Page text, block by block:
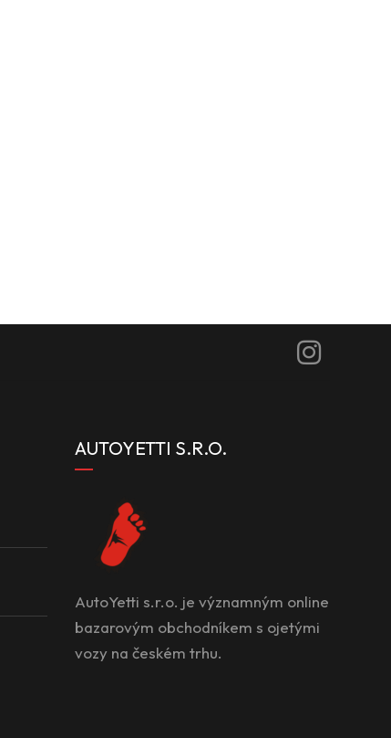
AUTOYETTI S.R.O.
AutoYetti s.r.o. je významným online
bazarovým obchodníkem s ojetými
vozy na českém trhu.